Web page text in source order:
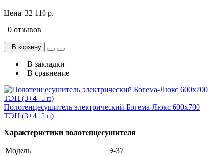
Цена: 32 110 р.
0 отзывов
В корзину
В закладки
В сравнение
Полотенцесушитель электрический Богема-Люкс 600х700
ТЭН (3+4+3 п)
Характеристики полотенцесушителя
Модель
Э-37